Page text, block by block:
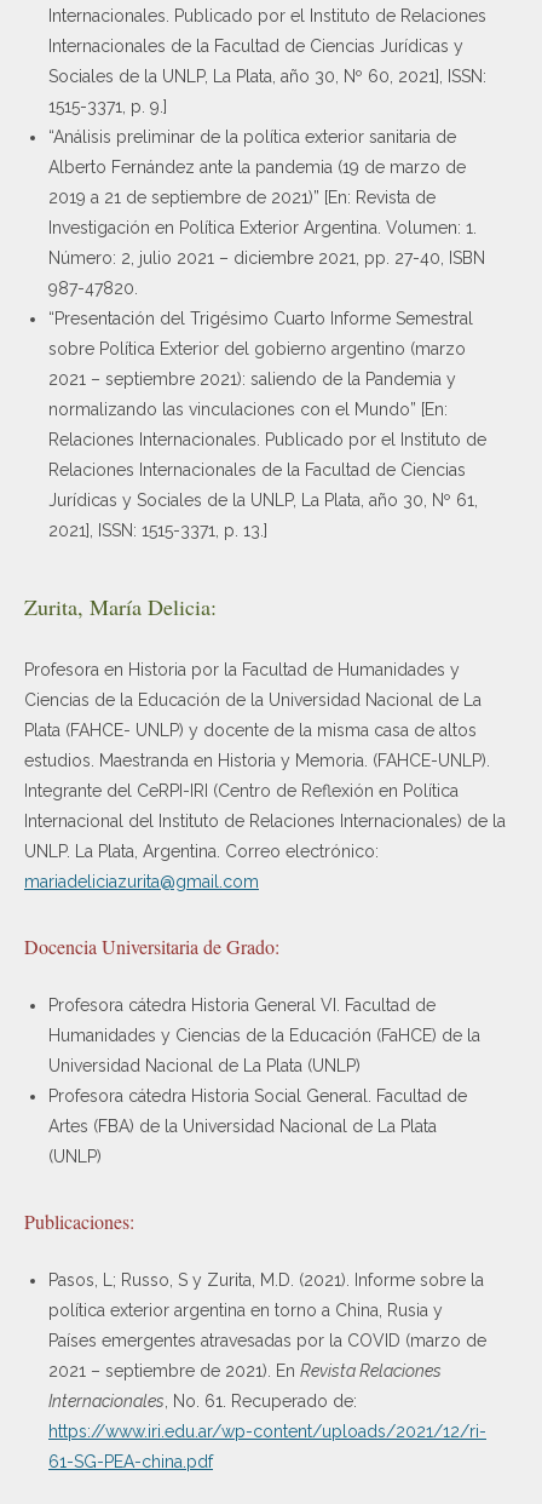
Internacionales. Publicado por el Instituto de Relaciones
Internacionales de la Facultad de Ciencias Jurídicas y
Sociales de la UNLP, La Plata, año 30, Nº 60, 2021], ISSN:
1515-3371, p. 9.]
“Análisis preliminar de la política exterior sanitaria de
Alberto Fernández ante la pandemia (19 de marzo de
2019 a 21 de septiembre de 2021)” [En: Revista de
Investigación en Política Exterior Argentina. Volumen: 1.
Número: 2, julio 2021 – diciembre 2021, pp. 27-40, ISBN
987-47820.
“Presentación del Trigésimo Cuarto Informe Semestral
sobre Política Exterior del gobierno argentino (marzo
2021 – septiembre 2021): saliendo de la Pandemia y
normalizando las vinculaciones con el Mundo” [En:
Relaciones Internacionales. Publicado por el Instituto de
Relaciones Internacionales de la Facultad de Ciencias
Jurídicas y Sociales de la UNLP, La Plata, año 30, Nº 61,
2021], ISSN: 1515-3371, p. 13.]
Zurita, María Delicia:
Profesora en Historia por la Facultad de Humanidades y
Ciencias de la Educación de la Universidad Nacional de La
Plata (FAHCE- UNLP) y docente de la misma casa de altos
estudios. Maestranda en Historia y Memoria. (FAHCE-UNLP).
Integrante del CeRPI-IRI (Centro de Reflexión en Política
Internacional del Instituto de Relaciones Internacionales) de la
UNLP. La Plata, Argentina. Correo electrónico:
mariadeliciazurita@gmail.com
Docencia Universitaria de Grado:
Profesora cátedra Historia General VI. Facultad de
Humanidades y Ciencias de la Educación (FaHCE) de la
Universidad Nacional de La Plata (UNLP)
Profesora cátedra Historia Social General. Facultad de
Artes (FBA) de la Universidad Nacional de La Plata
(UNLP)
Publicaciones:
Pasos, L; Russo, S y Zurita, M.D. (2021). Informe sobre la
política exterior argentina en torno a China, Rusia y
Países emergentes atravesadas por la COVID (marzo de
2021 – septiembre de 2021). En Revista Relaciones
Internacionales , No. 61. Recuperado de:
https://www.iri.edu.ar/wp-content/uploads/2021/12/ri-
61-SG-PEA-china.pdf